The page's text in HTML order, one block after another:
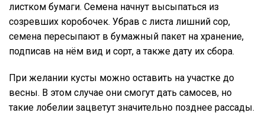
листком бумаги. Семена начнут высыпаться из
созревших коробочек. Убрав с листа лишний сор,
семена пересыпают в бумажный пакет на хранение,
подписав на нём вид и сорт, а также дату их сбора.
При желании кусты можно оставить на участке до
весны. В этом случае они смогут дать самосев, но
такие лобелии зацветут значительно позднее рассады.